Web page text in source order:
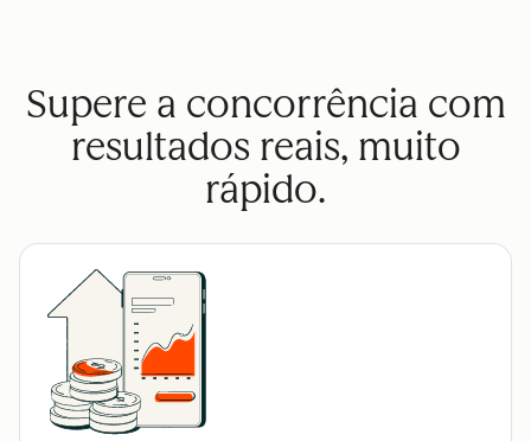
Supere a concorrência com
resultados reais, muito
rápido.